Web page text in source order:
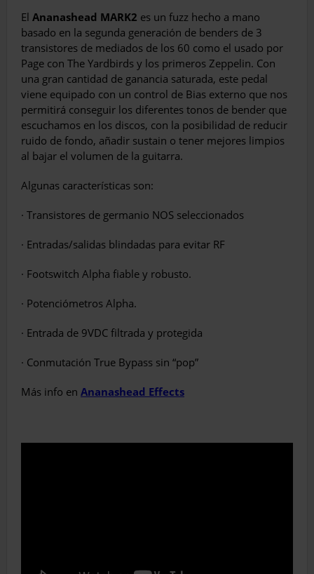
El Ananashead MARK2 es un fuzz hecho a mano
basado en la segunda generación de benders de 3
transistores de mediados de los 60 como el usado por
Page con The Yardbirds y los primeros Zeppelin. Con
una gran cantidad de ganancia saturada, este pedal
viene equipado con un control de Bias externo que nos
permitirá conseguir los diferentes tonos de bender que
escuchamos en los discos, con la posibilidad de reducir
ruido de fondo, añadir sustain o tener mejores limpios
al bajar el volumen de la guitarra.
Algunas características son:
· Transistores de germanio NOS seleccionados
· Entradas/salidas blindadas para evitar RF
· Footswitch Alpha fiable y robusto.
· Potenciómetros Alpha.
· Entrada de 9VDC filtrada y protegida
· Conmutación True Bypass sin “pop”
Más info en Ananashead Effects